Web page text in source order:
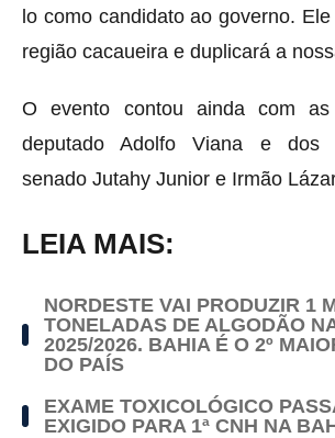
lo como candidato ao governo.
região cacaueira e duplicará a
O evento contou ainda com
deputado Adolfo Viana e dos
senado Jutahy Junior e Irmão
LEIA MAIS:
NORDESTE VAI PRODUZIR 1
TONELADAS DE ALGODÃO
2025/2026. BAHIA É O 2º
DO PAÍS
EXAME TOXICOLÓGICO
EXIGIDO PARA 1ª CNH NA